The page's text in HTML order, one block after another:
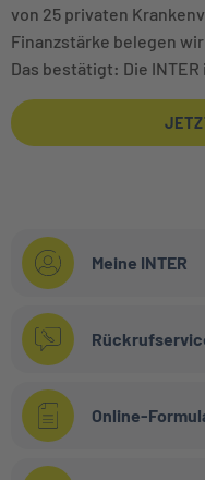
von 25 privaten
Finanzstärke belegen wir
Das bestätigt: Die INTER
Meine INTER
Online-